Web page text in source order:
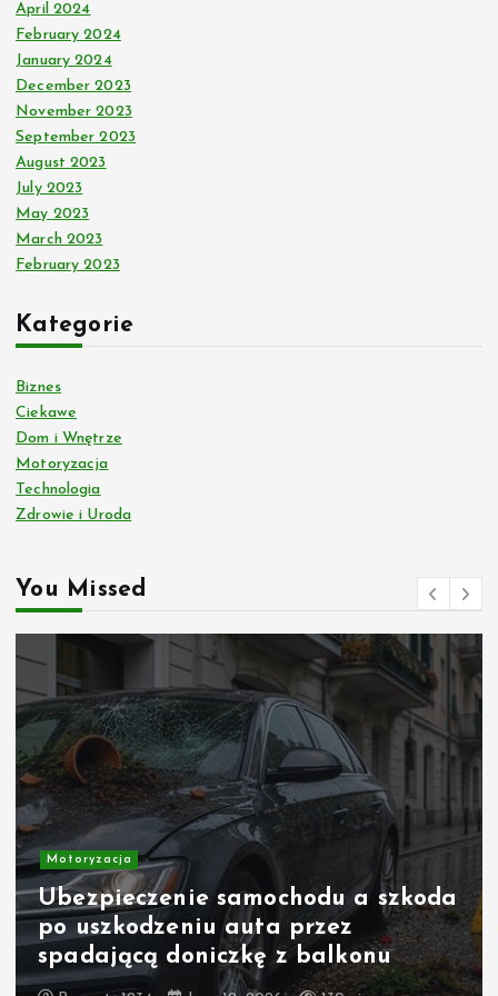
April 2024
February 2024
January 2024
December 2023
November 2023
September 2023
August 2023
July 2023
May 2023
March 2023
February 2023
Kategorie
Biznes
Ciekawe
Dom i Wnętrze
Motoryzacja
Technologia
Zdrowie i Uroda
You Missed
Motoryzacja
Ubezpieczenie samochodu a szkoda
po uszkodzeniu auta przez
spadającą doniczkę z balkonu